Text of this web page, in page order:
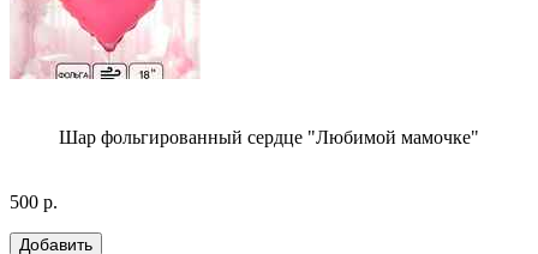
Шар фольгированный сердце "Любимой мамочке"
500 р.